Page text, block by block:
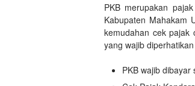
PKB merupakan
Kabupaten Mahakam
kemudahan cek pajak
yang wajib
PKB wajib